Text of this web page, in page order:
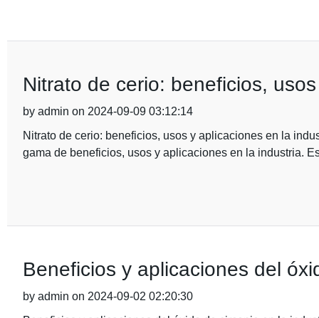
Nitrato de cerio: beneficios,
by admin on 2024-09-09 03:12:14
Nitrato de cerio: beneficios, usos y aplicaciones en la
gama de beneficios, usos y aplicaciones en la industria.
Beneficios y aplicaciones del
by admin on 2024-09-02 02:20:30